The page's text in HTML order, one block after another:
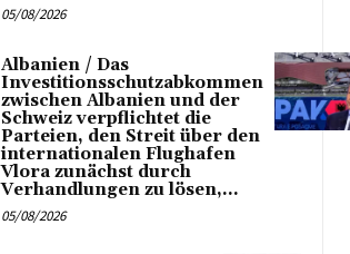
05/08/2026
Albanien / Das
Investitionsschutzabkommen
zwischen Albanien und der
Schweiz verpflichtet die
Parteien, den Streit über den
internationalen Flughafen
Vlora zunächst durch
Verhandlungen zu lösen,...
05/08/2026